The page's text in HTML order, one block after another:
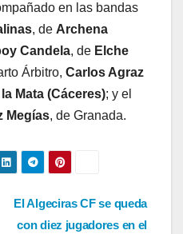
en las bandas
, de Archena
Candela, de Elche
Árbitro, Carlos Agraz
Mata (Cáceres); y el
Megías, de Granada.
El Algeciras CF se queda
con diez jugadores en el